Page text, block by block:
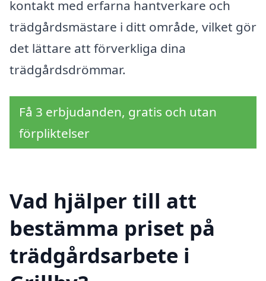
kontakt med erfarna hantverkare och
trädgårdsmästare i ditt område, vilket gör
det lättare att förverkliga dina
trädgårdsdrömmar.
Få 3 erbjudanden, gratis och utan
förpliktelser
Vad hjälper till att
bestämma priset på
trädgårdsarbete i